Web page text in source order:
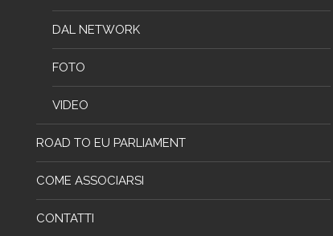
DAL NETWORK
FOTO
VIDEO
ROAD TO EU PARLIAMENT
COME ASSOCIARSI
CONTATTI